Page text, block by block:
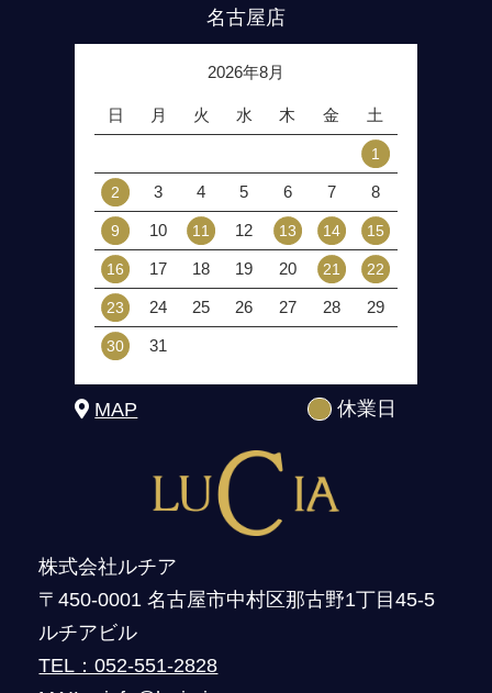
名古屋店
2026年8月
日 月 火 水 木 金 土
1
2 3 4 5 6 7 8
9 10 11 12 13 14 15
16 17 18 19 20 21 22
23 24 25 26 27 28 29
30 31
MAP 休業日
株式会社ルチア
〒450-0001 名古屋市中村区那古野1丁目45-5
ルチアビル
TEL：052-551-2828